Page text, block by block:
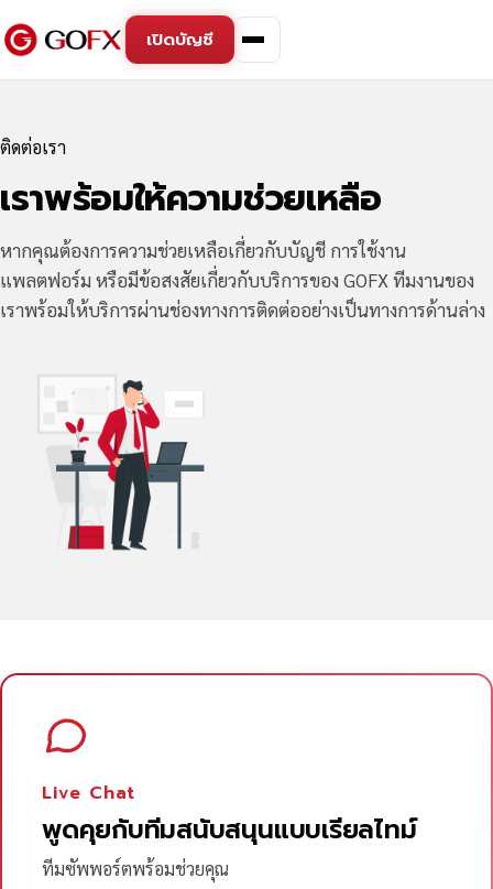
เปิดบัญชี
ติดต่อเรา
เราพร้อมให้ความช่วยเหลือ
หากคุณต้องการความช่วยเหลือเกี่ยวกับบัญชี การใช้งาน
แพลตฟอร์ม หรือมีข้อสงสัยเกี่ยวกับบริการของ GOFX ทีมงานของ
เราพร้อมให้บริการผ่านช่องทางการติดต่ออย่างเป็นทางการด้านล่าง
Live Chat
พูดคุยกับทีมสนับสนุนแบบเรียลไทม์
ทีมซัพพอร์ตพร้อมช่วยคุณ